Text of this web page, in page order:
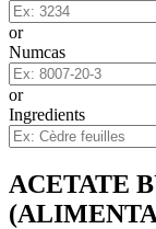
or
Numcas
or
Ingredients
ACETATE